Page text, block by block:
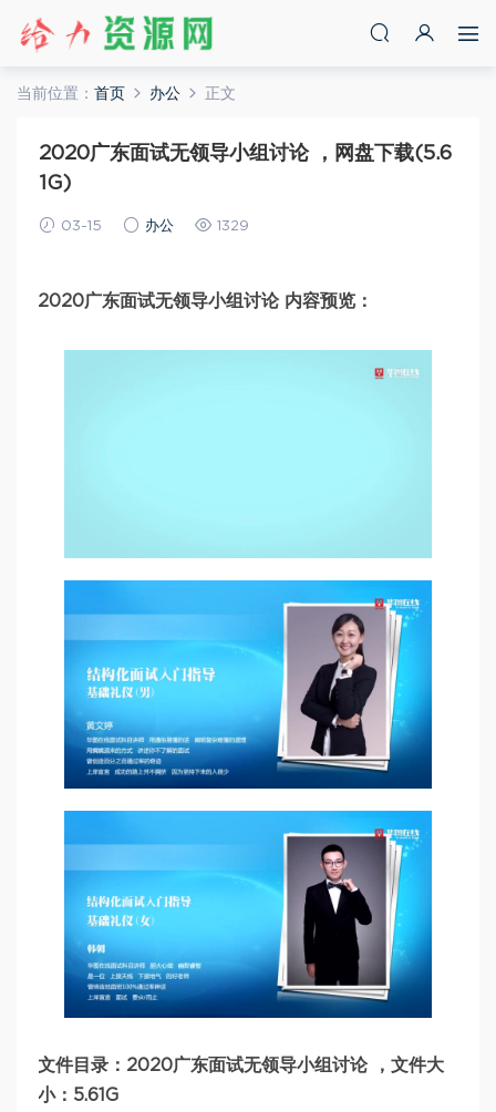
当前位置： 首页 办公 正文
2020广东面试无领导小组讨论 ，网盘下载(5.6
1G)
03-15 办公 1329
2020广东面试无领导小组讨论 内容预览：
文件目录：2020广东面试无领导小组讨论 ，文件大
小：5.61G